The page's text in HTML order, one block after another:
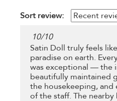
Sort review:
10/10
Satin Doll truly feels
paradise on earth.
was exceptional — the
beautifully maintained
the housekeeping,
of the staff. The nearby